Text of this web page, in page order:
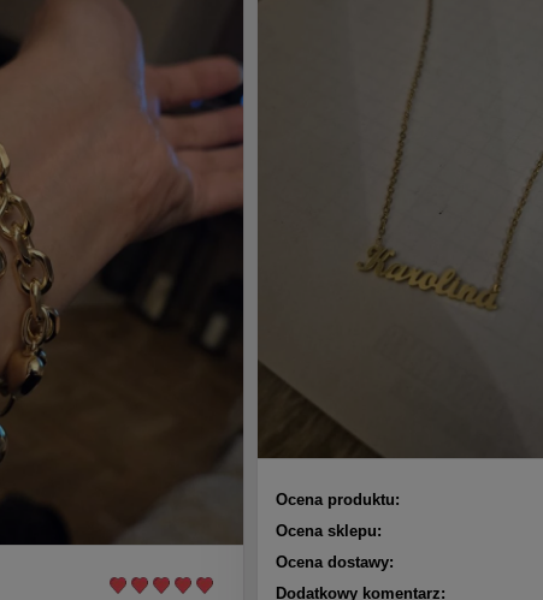
Ocena produktu:
Ocena sklepu:
Ocena dostawy:
Dodatkowy komentarz: